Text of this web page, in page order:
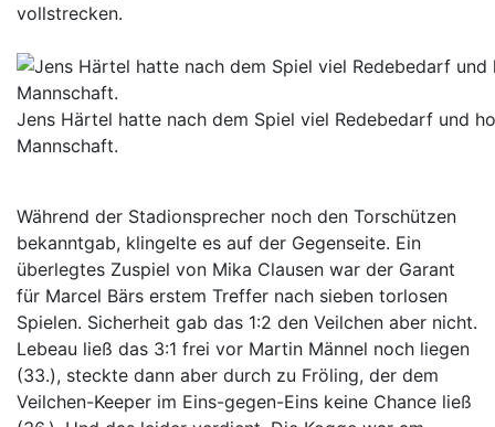
vollstrecken.
Jens Härtel hatte nach dem Spiel viel Redebedarf und
Mannschaft.
Während der Stadionsprecher noch den Torschützen
bekanntgab, klingelte es auf der Gegenseite. Ein
überlegtes Zuspiel von Mika Clausen war der Garant
für Marcel Bärs erstem Treffer nach sieben torlosen
Spielen. Sicherheit gab das 1:2 den Veilchen aber nicht.
Lebeau ließ das 3:1 frei vor Martin Männel noch liegen
(33.), steckte dann aber durch zu Fröling, der dem
Veilchen-Keeper im Eins-gegen-Eins keine Chance ließ